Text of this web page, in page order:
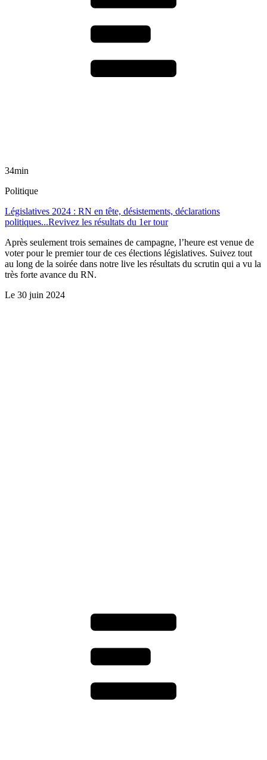
34min
Politique
Législatives 2024 : RN en tête, désistements, déclarations
politiques...Revivez les résultats du 1er tour
Après seulement trois semaines de campagne, l’heure est venue de
voter pour le premier tour de ces élections législatives. Suivez tout
au long de la soirée dans notre live les résultats du scrutin qui a vu la
très forte avance du RN.
Le 30 juin 2024